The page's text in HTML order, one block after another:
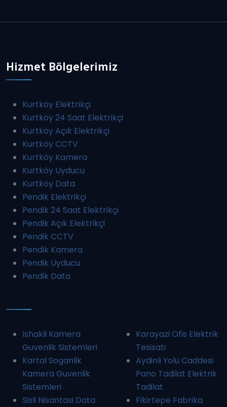
Hizmet Bölgelerimiz
Kurtköy Elektrikçi
Kurtköy 24 Saat Elektrikçi
Kurtköy Açık Elektrikçi
Kurtköy CCTV
Kurtköy Kamera
Kurtköy Uyducu
Kurtköy Data
Pendik Elektrikçi
Pendik 24 Saat Elektrikçi
Pendik Açık Elektrikçi
Pendik CCTV
Pendik Kamera
Pendik Uyducu
Pendik Data
Ishakli Kamera
Guvenlik Sistemleri
Kartal Soganlik
Kamera Guvenlik
Sistemleri
Sisli Nisantasi Data
Karayazi Ofis Elektrik
Tesisati
Aydinli Yolu Caddesi
Pano Tadilat Elektrik
Tadilat
Fikirtepe Fabrika